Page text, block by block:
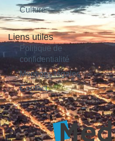
Culture
Liens utiles
Politique de
confidentialité
Mentions légales
Contact